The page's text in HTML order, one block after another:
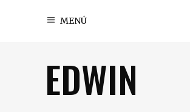
MENÚ
EDWIN